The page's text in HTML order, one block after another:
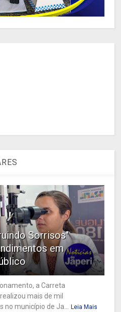
Sorrisos"
em
a Carreta
mais de mil
município de Ja...
Leia Mais